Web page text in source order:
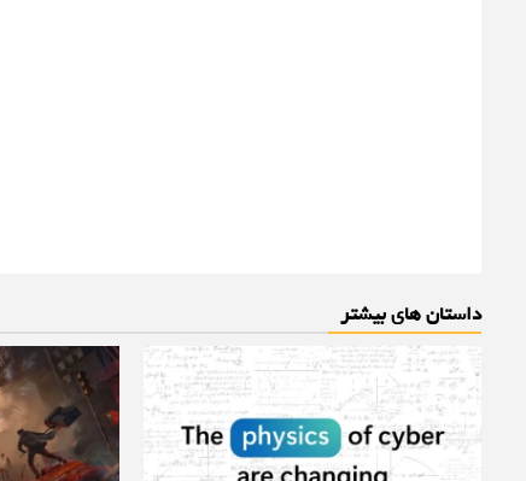
داستان های بیشتر